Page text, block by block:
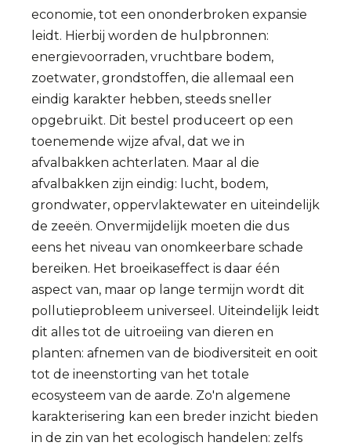
economie, tot een ononderbroken expansie
leidt. Hierbij worden de hulpbronnen:
energievoorraden, vruchtbare bodem,
zoetwater, grondstoffen, die allemaal een
eindig karakter hebben, steeds sneller
opgebruikt. Dit bestel produceert op een
toenemende wijze afval, dat we in
afvalbakken achterlaten. Maar al die
afvalbakken zijn eindig: lucht, bodem,
grondwater, oppervlaktewater en uiteindelijk
de zeeën. Onvermijdelijk moeten die dus
eens het niveau van onomkeerbare schade
bereiken. Het broeikaseffect is daar één
aspect van, maar op lange termijn wordt dit
pollutieprobleem universeel. Uiteindelijk leidt
dit alles tot de uitroeiing van dieren en
planten: afnemen van de biodiversiteit en ooit
tot de ineenstorting van het totale
ecosysteem van de aarde. Zo'n algemene
karakterisering kan een breder inzicht bieden
in de zin van het ecologisch handelen: zelfs